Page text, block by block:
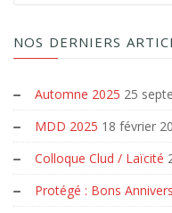
NOS DERNIERS
Automne 2025 25
MDD 2025 18 février
Colloque Clud / Laïcité
Protégé : Bons